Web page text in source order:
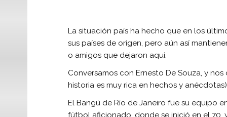
La situación país ha hecho que en los
sus países de origen, pero aún así
o amigos que dejaron aquí.
Conversamos con Ernesto De Souza, y
historia es muy rica en hechos y
El Bangú de Río de Janeiro fue su equipo
fútbol aficionado, donde se inició en el